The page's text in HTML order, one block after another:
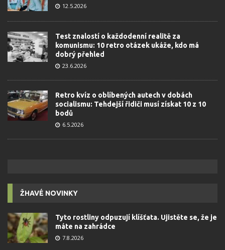
12.5.2026
Test znalostí o každodenní realitě za
komunismu: 10 retro otázek ukáže, kdo má
dobrý přehled
23.6.2026
Retro kvíz o oblíbených autech v dobách
socialismu: Tehdejší řidiči musí získat 10 z 10
bodů
6.5.2026
ŽHAVÉ NOVINKY
Tyto rostliny odpuzují klíšťata. Ujistěte se, že je
máte na zahrádce
7.8.2026